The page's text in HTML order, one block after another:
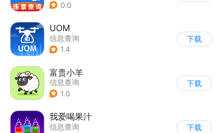
0.0
UOM
信息查询
1.4
下载
富贵小羊
信息查询
1.0
下载
我爱喝果汁
信息查询
下载